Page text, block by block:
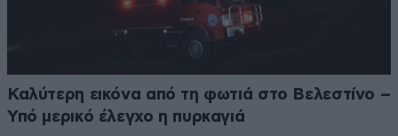
Καλύτερη εικόνα από τη φωτιά στο Βελεστίνο –
Υπό μερικό έλεγχο η πυρκαγιά